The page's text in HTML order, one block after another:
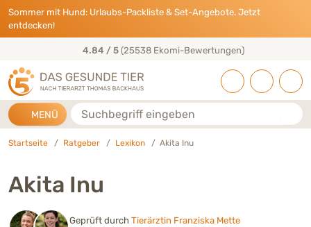
Direkt zu:
INHALT
HAUPTMENÜ
FOOTER
Sommer mit Hund: Urlaubs-Packliste & Set-Angebote. Jetzt
entdecken!
50+ Jahre Tierarzt-Erfahrung
MENÜ Suche
Startseite Ratgeber Lexikon Akita Inu
Akita Inu
Geprüft durch Tierärztin Franziska Mette